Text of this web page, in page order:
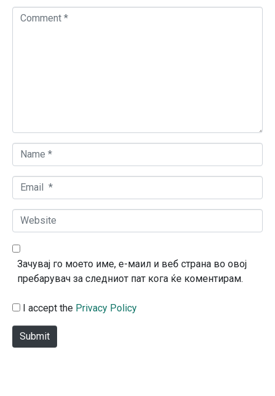
a
m
*
m
a
*
e
b
e
Зачувај го моето име, е-маил и веб страна во овој
пребарувач за следниот пат кога ќе коментирам.
I accept the Privacy Policy
Submit